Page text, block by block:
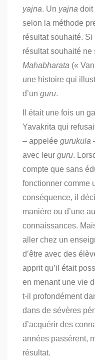
yajna. Un yajna doit
selon la méthode
résultat souhaité.
résultat souhaité ne
Mahabharata («
une histoire qui
d’un guru.
Il était une fois un
Yavakrita qui
– appelée gurukula
avec leur guru.
compte que sans
fonctionner comme
conséquence, il
manière ou d’une
connaissances.
aller chez un
d’être avec des
apprit qu’il était
en menant une vie
t-il profondément
dans de sévères
d’acquérir des
années passèrent,
résultat.